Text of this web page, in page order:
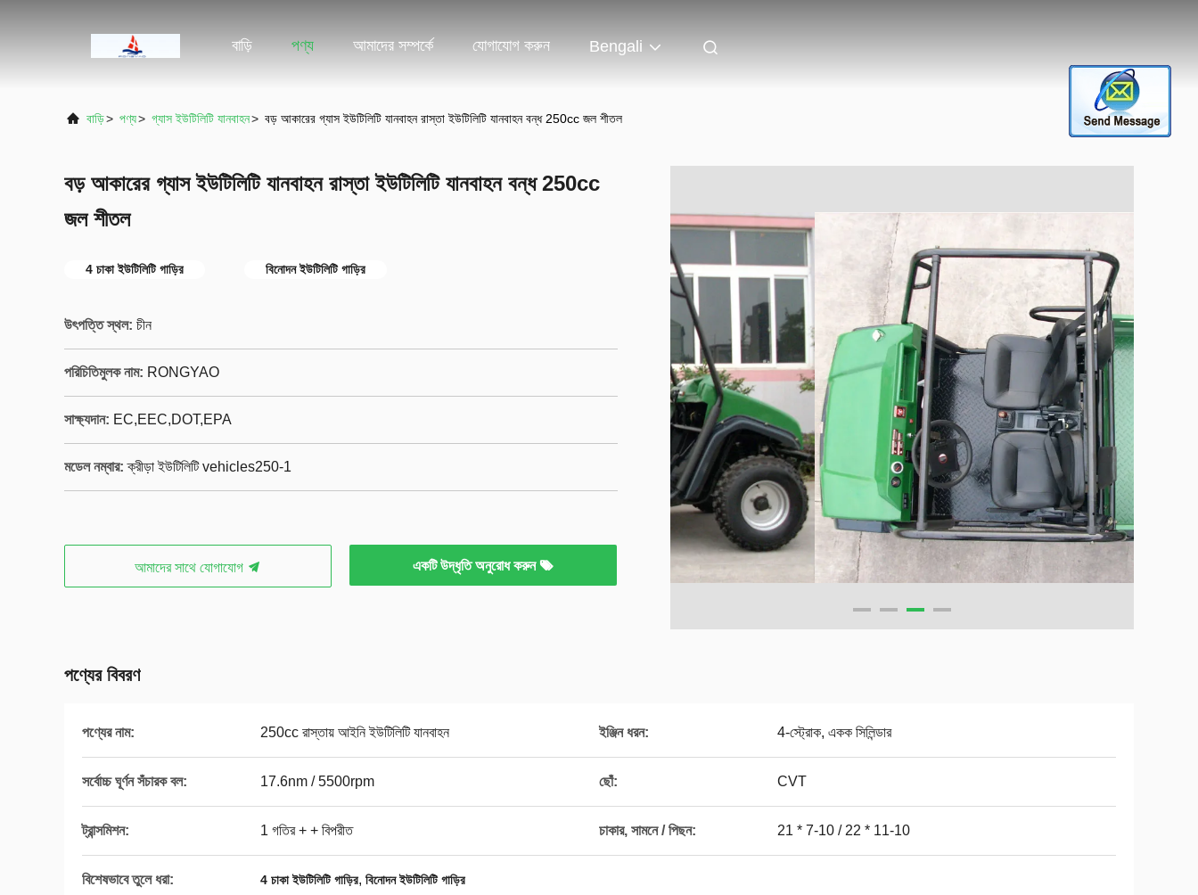
বাড়ি পণ্য আমাদের সম্পর্কে যোগাযোগ করুন Bengali
বাড়ি> পণ্য> গ্যাস ইউটিলিটি যানবাহন> বড় আকারের গ্যাস ইউটিলিটি যানবাহন রাস্তা ইউটিলিটি যানবাহন বন্ধ 250cc জল শীতল
বড় আকারের গ্যাস ইউটিলিটি যানবাহন রাস্তা ইউটিলিটি যানবাহন বন্ধ 250cc
জল শীতল
4 চাকা ইউটিলিটি গাড়ির বিনোদন ইউটিলিটি গাড়ির
উৎপত্তি স্থল: চীন
পরিচিতিমুলক নাম: RONGYAO
সাক্ষ্যদান: EC,EEC,DOT,EPA
মডেল নম্বার: ক্রীড়া ইউটিলিটি vehicles250-1
আমাদের সাথে যোগাযোগ একটি উদ্ধৃতি অনুরোধ করুন
পণ্যের বিবরণ
পণ্যের নাম: 250cc রাস্তায় আইনি ইউটিলিটি যানবাহন ইঞ্জিন ধরন: 4-স্ট্রোক, একক সিলিন্ডার
সর্বোচ্চ ঘূর্ণন সঁচারক বল: 17.6nm / 5500rpm ছোঁ: CVT
ট্রান্সমিশন: 1 গতির + + বিপরীত চাকার, সামনে / পিছন: 21 * 7-10 / 22 * ​​11-10
বিশেষভাবে তুলে ধরা: 4 চাকা ইউটিলিটি গাড়ির, বিনোদন ইউটিলিটি গাড়ির